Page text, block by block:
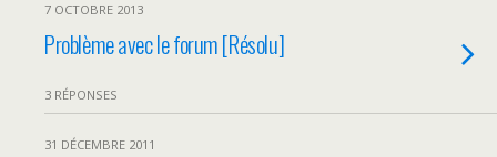
7 OCTOBRE 2013
Problème avec le forum [Résolu]
3 RÉPONSES
31 DÉCEMBRE 2011